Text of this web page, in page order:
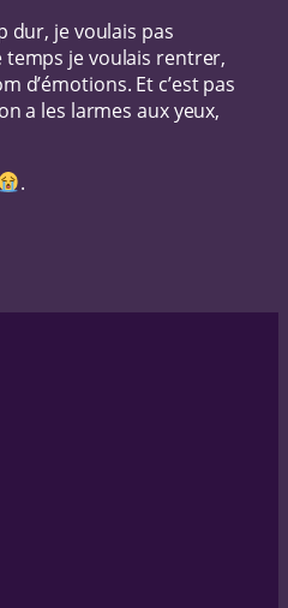
dur, je voulais pas
je voulais rentrer,
d’émotions. Et c’est pas
a les larmes aux yeux,
.